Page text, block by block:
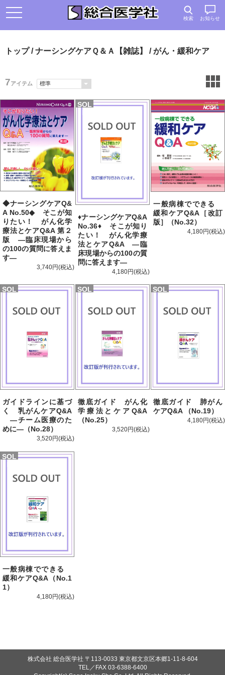
検索 お知らせ
トップ/ナーシングケアＱ＆Ａ【雑誌】 / がん・緩和ケア
7アイテム
◆ナーシングケアQ&
A No.50◆ そこが知
りたい！ がん化学
療法とケアQ&A 第２
版 —臨床現場から
の100の質問に答えま
す—
3,740円
SOL
♦ナーシングケアQ&A
No.36♦ そこが知り
たい！ がん化学療
法とケアQ&A —臨
床現場からの100の質
問に答えます—
4,180円
一般病棟でできる
緩和ケアQ&A［改訂
版］（No.32）
4,180円
SOL
ガイドラインに基づ
く 乳がんケアQ&A
—チーム医療のた
めに—（No.28）
3,520円
SOL
徹底ガイド がん化
学療法とケアQ&A
（No.25）
3,520円
SOL
徹底ガイド 肺がん
ケアQ&A （No.19）
4,180円
SOL
一般病棟でできる
緩和ケアQ&A（No.1
1）
4,180円
株式会社 総合医学社 〒113-0033 東京都文京区本郷1-11-8-604
TEL／FAX 03-6388-6400